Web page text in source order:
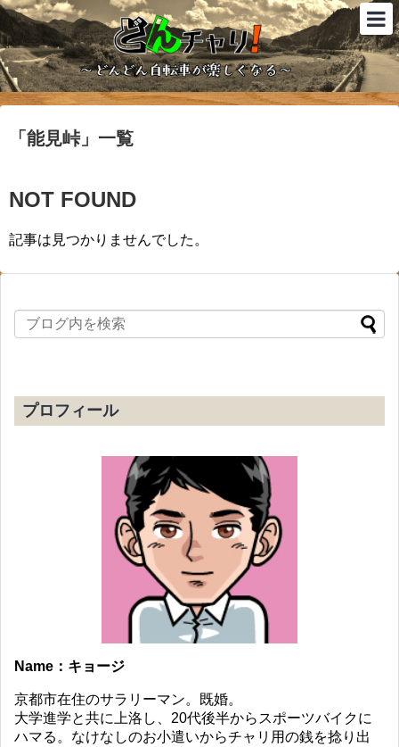
「 能見峠」 一覧
NOT FOUND
記事は見つかりませんでした。
プロフィール
Name：キョージ
京都市在住のサラリーマン。既婚。
大学進学と共に上洛し、20代後半からスポーツバイクに
ハマる。なけなしのお小遣いからチャリ用の銭を捻り出